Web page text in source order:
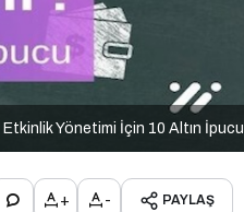
Yönetimi İçin 10 Altın İpucu
+ - PAYLAŞ